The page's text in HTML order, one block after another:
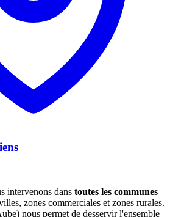
intervenons dans toutes les communes
zones commerciales et zones rurales.
nous permet de desservir l'ensemble